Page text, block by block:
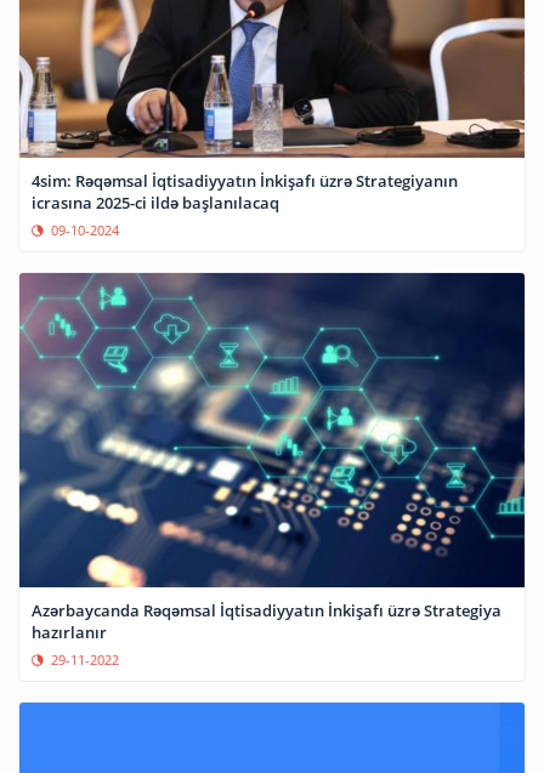
4sim: Rəqəmsal İqtisadiyyatın İnkişafı üzrə Strategiyanın
icrasına 2025-ci ildə başlanılacaq
09-10-2024
Azərbaycanda Rəqəmsal İqtisadiyyatın İnkişafı üzrə Strategiya
hazırlanır
29-11-2022